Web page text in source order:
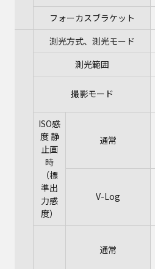
フォーカスブラケット
測光方式、測光モード
測光範囲
撮影モード
ISO感
度 静
止画
時
（標
準出
力感
度）
通常
V-Log
通常